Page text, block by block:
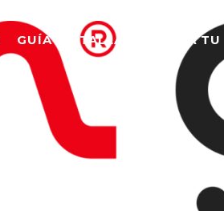
GUÍA DE TALLAS BUSCA